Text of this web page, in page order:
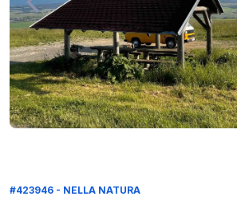
#423946 - NELLA NATURA